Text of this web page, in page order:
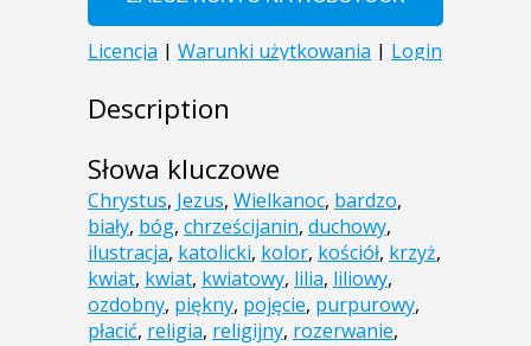
Description
Słowa kluczowe
Chrystus, Jezus, Wielkanoc, bardzo,
biały, bóg, chrześcijanin, duchowy,
ilustracja, katolicki, kolor, kościół, krzyż,
kwiat, kwiat, kwiatowy, lilia, liliowy,
ozdobny, piękny, pojęcie, purpurowy,
płacić, religia, religijny, rozerwanie,